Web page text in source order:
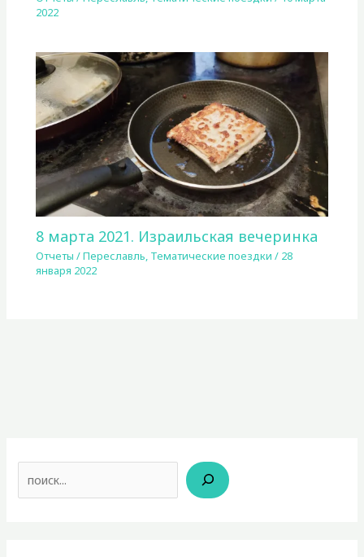
2022
8 марта 2021. Израильская вечеринка
Отчеты /Переславль, Тематические поездки / 28
января 2022